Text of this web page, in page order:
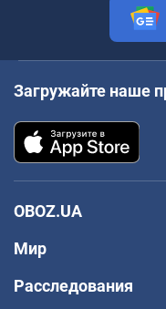
Загружайте наше
OBOZ.UA
Мир
Расследования